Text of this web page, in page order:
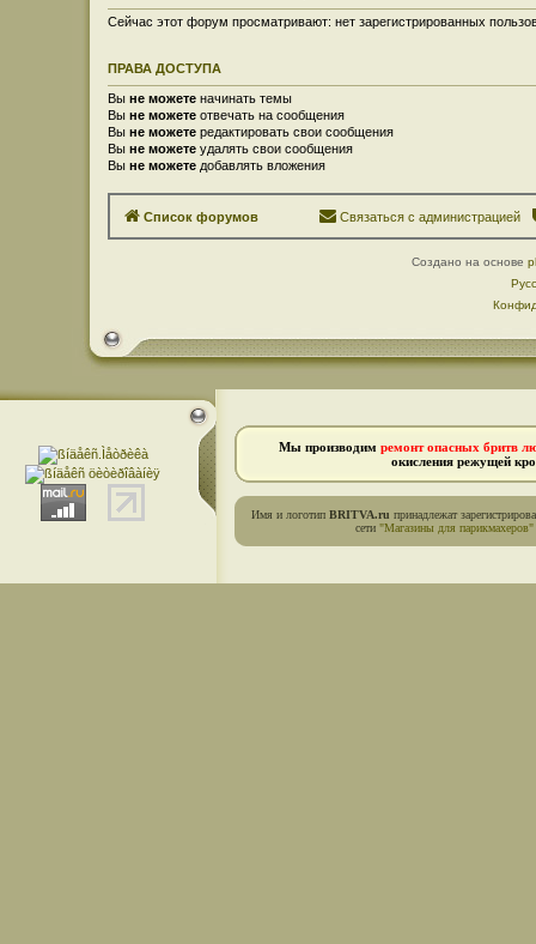
Сейчас этот форум просматривают: нет зарегистрированных
ПРАВА ДОСТУПА
Вы не можете начинать темы
Вы не можете отвечать на сообщения
Вы не можете редактировать свои сообщения
Вы не можете удалять свои сообщения
Вы не можете добавлять вложения
Список форумов Связаться с администрацией
Создано на основе
Мы производим ремонт опасных бритв
окисления режущей
Имя и логотип BRITVA.ru принадлежат
сети "Магазины для парикмахеров"